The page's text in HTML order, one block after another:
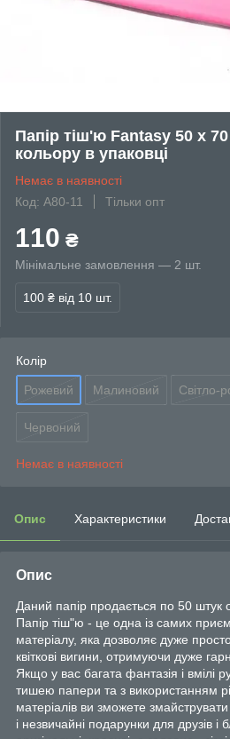
Папір тіш'ю Fantasy 50 х
кольору в упаковці
Немає в наявності
Код: А80-11
Тільки опт
110 ₴
Мінімальне замовлення — 2 шт.
100 ₴ від 10 шт.
Колір
Рожевий Малиновий Світло-
Червоний
Немає в наявності
Опис Характеристики
Опис
Даний папір продається по 50 штук
Папір тіш"ю - це одна із самих
матеріалу, яка дозволяє дуже
квіткові вигини, отримуючи дуже
Якщо у вас багата фантазія і вмілі
тишею папери та з використанням
матеріалів ви зможете
і незвичайні подарунки для друзів і